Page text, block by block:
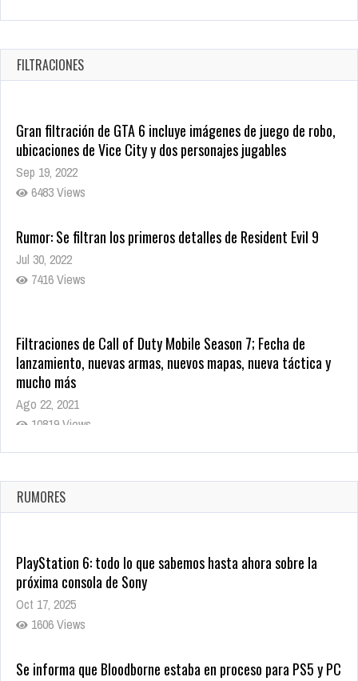
Warner Bros. lleva a las tiendas digitales su racha de
Oct 17, 2025
1435 Views
FILTRACIONES
Gran filtración de GTA 6 incluye imágenes de juego de robo,
ubicaciones de Vice City y dos personajes jugables
Sep 19, 2022
6483 Views
Rumor: Se filtran los primeros detalles de Resident Evil 9
Jul 30, 2022
7416 Views
Filtraciones de Call of Duty Mobile Season 7; Fecha de
lanzamiento, nuevas armas, nuevos mapas, nueva táctica y
mucho más
Ago 22, 2021
10819 Views
La configuración de Call of Duty 2021 aparentemente ya fue
Ago 8, 2021
10005 Views
RUMORES
PlayStation 6: todo lo que sabemos hasta ahora sobre la
próxima consola de Sony
Oct 17, 2025
1606 Views
Se informa que Bloodborne estaba en proceso para PS5 y PC